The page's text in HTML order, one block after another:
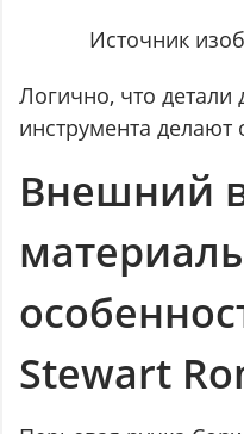
Источник
Логично, что
инструмента делают
Внешний
Stewart